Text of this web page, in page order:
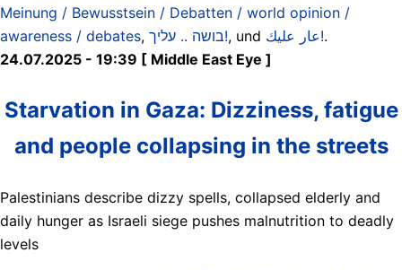
Meinung / Bewusstsein / Debatten / world opinion /
awareness / debates, בושה .. עליך!, und عار عليك!.
24.07.2025 - 19:39 [ Middle East Eye ]
Starvation in Gaza: Dizziness, fatigue
and people collapsing in the streets
Palestinians describe dizzy spells, collapsed elderly and
daily hunger as Israeli siege pushes malnutrition to deadly
levels